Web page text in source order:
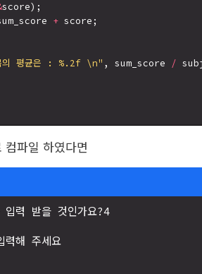
score);
+ score;
의 평균은 : %.2f \n" , sum_score /
파일 하였다면
력 받을 것인가요?4